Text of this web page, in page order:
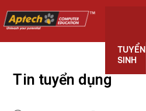
TUYỂN
SINH
Tin tuyển dụng